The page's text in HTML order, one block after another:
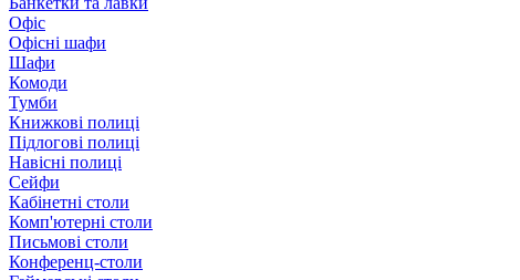
Офіс
Офісні шафи
Шафи
Комоди
Тумби
Книжкові полиці
Підлогові полиці
Навісні полиці
Сейфи
Кабінетні столи
Комп'ютерні столи
Письмові столи
Конференц-столи